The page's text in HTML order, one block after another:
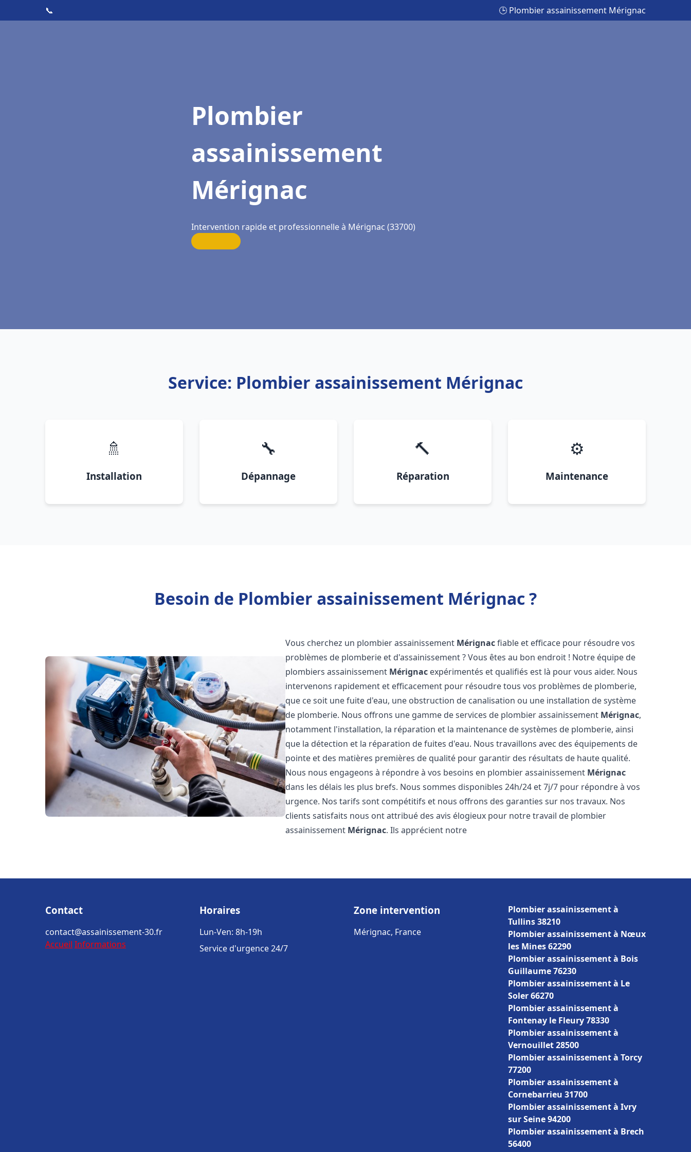
📞 🕒 Plombier assainissement Mérignac
Plombier
assainissement
Mérignac
Intervention rapide et professionnelle à Mérignac (33700)
Service: Plombier assainissement Mérignac
🚿
Installation
🔧
Dépannage
🔨
Réparation
⚙️
Maintenance
Besoin de Plombier assainissement Mérignac ?
Vous cherchez un plombier assainissement Mérignacfiable et efficace pour résoudre vos
problèmes de plomberie et d'assainissement ? Vous êtes au bon endroit ! Notre équipe de
plombiers assainissement Mérignac expérimentés et qualifiés est là pour vous aider. Nous
intervenons rapidement et efficacement pour résoudre tous vos problèmes de plomberie,
que ce soit une fuite d'eau, une obstruction de canalisation ou une installation de système
de plomberie. Nous offrons une gamme de services de plombier assainissement Mérignac,
notamment l'installation, la réparation et la maintenance de systèmes de plomberie, ainsi
que la détection et la réparation de fuites d'eau. Nous travaillons avec des équipements de
pointe et des matières premières de qualité pour garantir des résultats de haute qualité.
Nous nous engageons à répondre à vos besoins en plombier assainissement Mérignac
dans les délais les plus brefs. Nous sommes disponibles 24h/24 et 7j/7 pour répondre à vos
urgence. Nos tarifs sont compétitifs et nous offrons des garanties sur nos travaux. Nos
clients satisfaits nous ont attribué des avis élogieux pour notre travail de plombier
assainissement Mérignac. Ils apprécient notre
Contact
contact@assainissement-30.fr
Accueil Informations
Horaires
Lun-Ven: 8h-19h
Service d'urgence 24/7
Zone intervention
Mérignac, France
Plombier assainissement à
Tullins 38210
Plombier assainissement à Nœux
les Mines 62290
Plombier assainissement à Bois
Guillaume 76230
Plombier assainissement à Le
Soler 66270
Plombier assainissement à
Fontenay le Fleury 78330
Plombier assainissement à
Vernouillet 28500
Plombier assainissement à Torcy
77200
Plombier assainissement à
Cornebarrieu 31700
Plombier assainissement à Ivry
sur Seine 94200
Plombier assainissement à Brech
56400